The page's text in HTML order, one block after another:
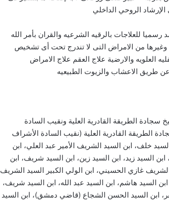
الإرشاد الروحي الداخلي
للعلاجات بالرقيه الشرعيه والقران بأمر الله
وغيرها من الامراض التى لا تندرج تحت أى تشخيص
والارضية علاج العقم علاج الامراض
طريق الاعشاب والزيوت الطبيعيه
سجادة الطريقة القادرية العلية ونقيب السادة
الطريقة القادرية العلية (نقيب السادة الأشراف
خلف، ابن السيد الشريف الأمير عبد العلي، ابن
السيد زيد، ابن السيد زين، ابن السيد شريف، ابن
غازي الحسيني، ابن الولي الكبير السيد الشريف
السيد هاشم، ابن السيد عبد الله، ابن السيد شريف،
ابن السيد الحسن الشجاع (قاضي دمشق)، ابن السيد